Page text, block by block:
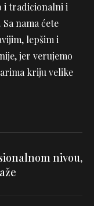
i tradicionalni i
nama ćete
lepšim i
jer verujemo
kriju velike
nivou,